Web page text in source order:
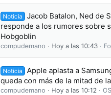
Noticia
Jacob Batalon, Ned de
responde a los rumores sobre
Hobgoblin
compudemano Hoy a las 10:43
Noticia
Apple aplasta a
queda con más de la mitad de
compudemano Hoy a las 10:12